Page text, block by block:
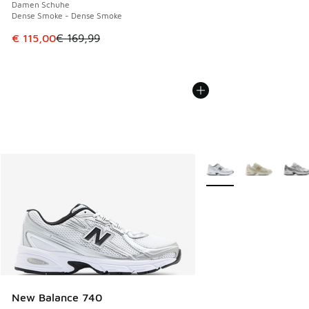
Damen Schuhe
Dense Smoke - Dense Smoke
Dieser Artikel ist im Sale. Der Preis ist von € 169,99 auf €
€ 115,00€ 169,99
New Balance 740
Weitere Farben